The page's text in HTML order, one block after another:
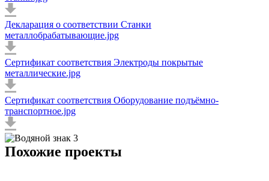
Декларация о соответствии Станки
металлобрабатывающие.jpg
Сертификат соответствия Электроды покрытые
металлические.jpg
Сертификат соответствия Оборудование подъёмно-
транспортное.jpg
Похожие проекты